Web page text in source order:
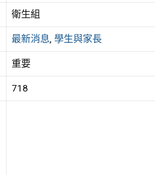
衛生組
最新消息, 學生與家長
重要
718